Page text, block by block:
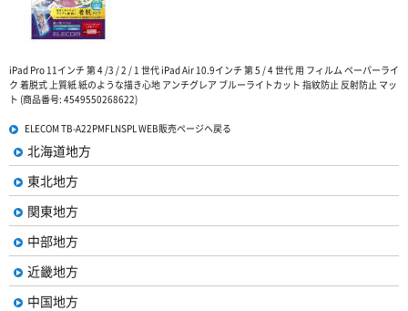
iPad Pro 11インチ 第 4 /3 / 2 / 1 世代 iPad Air 10.9インチ 第 5 / 4 世代 用 フィルム ペーパーライ
ク 着脱式 上質紙 紙のような描き心地 アンチグレア ブルーライトカット 指紋防止 反射防止 マッ
ト (商品番号: 4549550268622)
ELECOM TB-A22PMFLNSPL WEB販売ページへ戻る
北海道地方
東北地方
関東地方
中部地方
近畿地方
中国地方